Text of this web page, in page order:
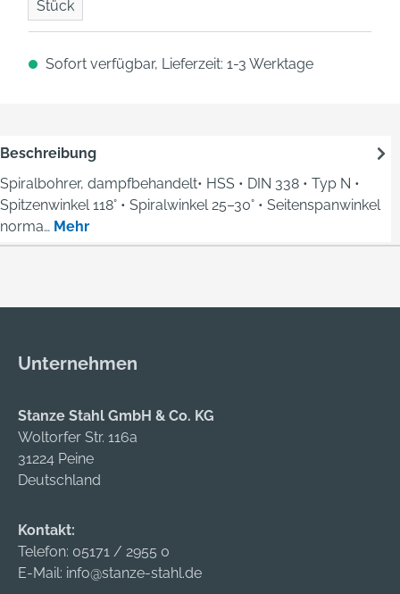
Stück
Sofort verfügbar, Lieferzeit: 1-3 Werktage
Beschreibung
Spiralbohrer, dampfbehandelt• HSS • DIN 338 • Typ N •
Spitzenwinkel 118° • Spiralwinkel 25–30° • Seitenspanwinkel
norma… Mehr
Unternehmen
Stanze Stahl GmbH & Co. KG
Woltorfer Str. 116a
31224 Peine
Deutschland
Kontakt:
Telefon: 05171 / 2955 0
E-Mail: info@stanze-stahl.de